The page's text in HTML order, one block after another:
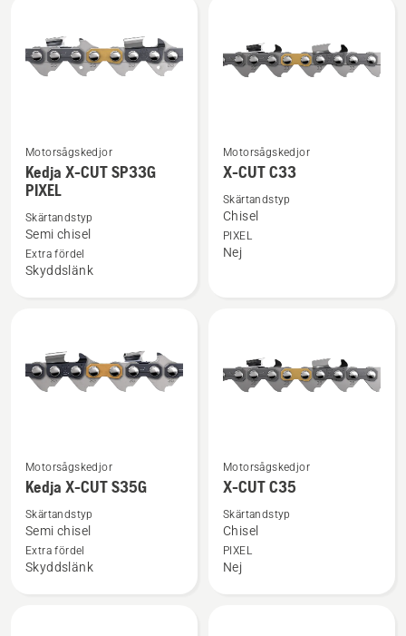
PIXEL
Se
mer
information
om
Kedja
Motorsågskedjor
Kedja X-CUT SP33G
PIXEL
Skärtandstyp
Semi chisel
Extra fördel
Skyddslänk
Se
mer
information
om
Motorsågskedjor
X-CUT C33
Skärtandstyp
Chisel
PIXEL
Nej
Se
mer
om
Kedja
Motorsågskedjor
Kedja X-CUT S35G
Skärtandstyp
Semi chisel
Extra fördel
Skyddslänk
Se
mer
om
CUT
Motorsågskedjor
X-CUT C35
Skärtandstyp
Chisel
PIXEL
Nej